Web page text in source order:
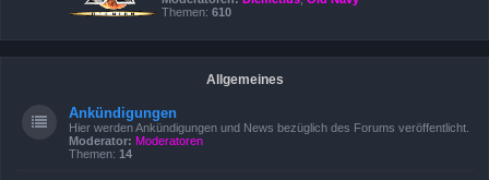
Themen: 610
Allgemeines
Ankündigungen
Hier werden Ankündigungen und News bezüglich des Forums veröffentlicht.
Moderator: Moderatoren
Themen: 14